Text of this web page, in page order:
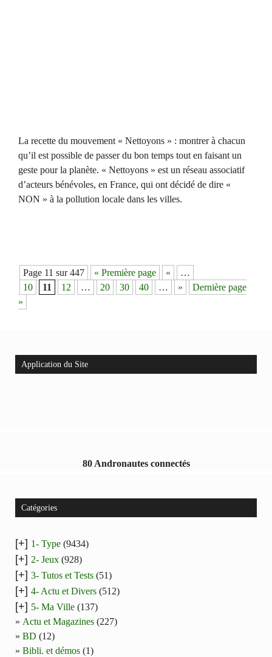
La recette du mouvement « Nettoyons » : montrer à chacun
qu’il est possible de passer du bon temps tout en faisant un
geste pour la planète. « Nettoyons » est un réseau associatif
d’acteurs bénévoles, en France, qui ont décidé de dire «
NON » à la pollution locale dans les villes.
Navigation
des
articles
Page 11 sur 447 « Première page «
…
10
11 12 … 20 30 40 … »
Dernière page
»
Application du Site
80 Andronautes connectés
Catégories
[+] 1- Type (9434)
[+] 2- Jeux (928)
[+] 3- Tutos et Tests (51)
[+] 4- Actu et Divers (512)
[+] 5- Ma Ville (137)
Actu et Magazines (227)
BD (12)
Bibli. et démos (1)